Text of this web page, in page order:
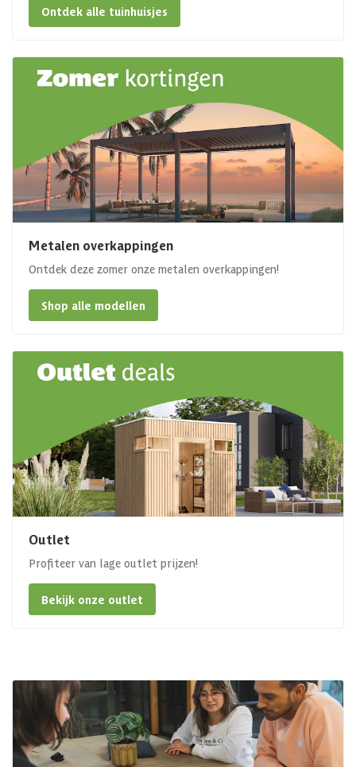
Ontdek alle tuinhuisjes
Metalen overkappingen
Ontdek deze zomer onze metalen overkappingen!
Shop alle modellen
Outlet
Profiteer van lage outlet prijzen!
Bekijk onze outlet